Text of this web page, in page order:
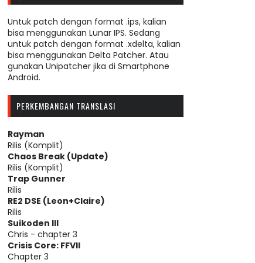
Untuk patch dengan format .ips, kalian
bisa menggunakan Lunar IPS. Sedang
untuk patch dengan format .xdelta, kalian
bisa menggunakan Delta Patcher. Atau
gunakan Unipatcher jika di Smartphone
Android.
PERKEMBANGAN TRANSLASI
Rayman
Rilis (Komplit)
Chaos Break (Update)
Rilis (Komplit)
Trap Gunner
Rilis
RE2 DSE (Leon+Claire)
Rilis
Suikoden III
Chris - chapter 3
Crisis Core: FFVII
Chapter 3